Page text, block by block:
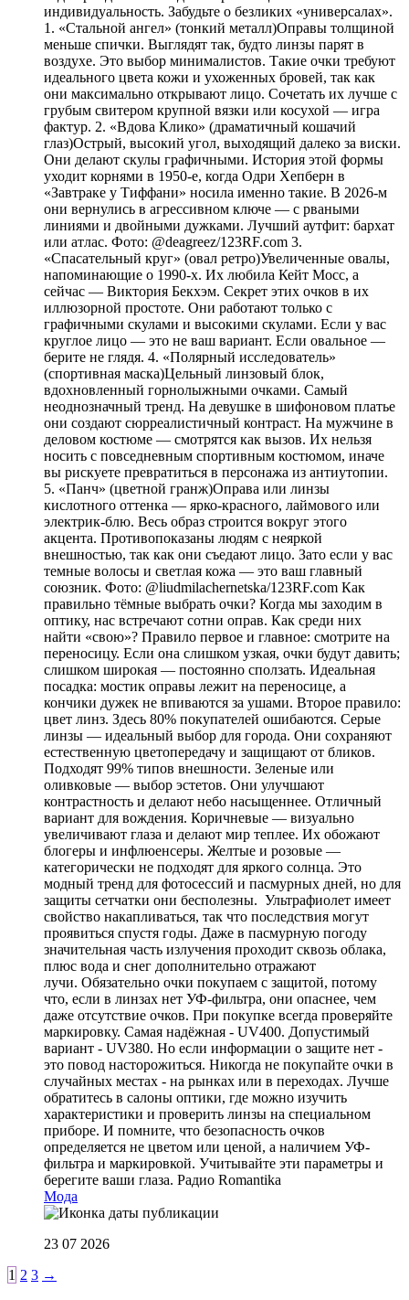
индивидуальность. Забудьте о безликих «универсалах».
1. «Стальной ангел» (тонкий металл)Оправы толщиной
меньше спички. Выглядят так, будто линзы парят в
воздухе. Это выбор минималистов. Такие очки требуют
идеального цвета кожи и ухоженных бровей, так как
они максимально открывают лицо. Сочетать их лучше с
грубым свитером крупной вязки или косухой — игра
фактур. 2. «Вдова Клико» (драматичный кошачий
глаз)Острый, высокий угол, выходящий далеко за виски.
Они делают скулы графичными. История этой формы
уходит корнями в 1950-е, когда Одри Хепберн в
«Завтраке у Тиффани» носила именно такие. В 2026-м
они вернулись в агрессивном ключе — с рваными
линиями и двойными дужками. Лучший аутфит: бархат
или атлас. Фото: @deagreez/123RF.com 3.
«Спасательный круг» (овал ретро)Увеличенные овалы,
напоминающие о 1990-х. Их любила Кейт Мосс, а
сейчас — Виктория Бекхэм. Секрет этих очков в их
иллюзорной простоте. Они работают только с
графичными скулами и высокими скулами. Если у вас
круглое лицо — это не ваш вариант. Если овальное —
берите не глядя. 4. «Полярный исследователь»
(спортивная маска)Цельный линзовый блок,
вдохновленный горнолыжными очками. Самый
неоднозначный тренд. На девушке в шифоновом платье
они создают сюрреалистичный контраст. На мужчине в
деловом костюме — смотрятся как вызов. Их нельзя
носить с повседневным спортивным костюмом, иначе
вы рискуете превратиться в персонажа из антиутопии.
5. «Панч» (цветной гранж)Оправа или линзы
кислотного оттенка — ярко-красного, лаймового или
электрик-блю. Весь образ строится вокруг этого
акцента. Противопоказаны людям с неяркой
внешностью, так как они съедают лицо. Зато если у вас
темные волосы и светлая кожа — это ваш главный
союзник. Фото: @liudmilachernetska/123RF.com Как
правильно тёмные выбрать очки? Когда мы заходим в
оптику, нас встречают сотни оправ. Как среди них
найти «свою»? Правило первое и главное: смотрите на
переносицу. Если она слишком узкая, очки будут давить;
слишком широкая — постоянно сползать. Идеальная
посадка: мостик оправы лежит на переносице, а
кончики дужек не впиваются за ушами. Второе правило:
цвет линз. Здесь 80% покупателей ошибаются. Серые
линзы — идеальный выбор для города. Они сохраняют
естественную цветопередачу и защищают от бликов.
Подходят 99% типов внешности. Зеленые или
оливковые — выбор эстетов. Они улучшают
контрастность и делают небо насыщеннее. Отличный
вариант для вождения. Коричневые — визуально
увеличивают глаза и делают мир теплее. Их обожают
блогеры и инфлюенсеры. Желтые и розовые —
категорически не подходят для яркого солнца. Это
модный тренд для фотосессий и пасмурных дней, но для
защиты сетчатки они бесполезны. Ультрафиолет имеет
свойство накапливаться, так что последствия могут
проявиться спустя годы. Даже в пасмурную погоду
значительная часть излучения проходит сквозь облака,
плюс вода и снег дополнительно отражают
лучи. Обязательно очки покупаем с защитой, потому
что, если в линзах нет УФ-фильтра, они опаснее, чем
даже отсутствие очков. При покупке всегда проверяйте
маркировку. Самая надёжная - UV400. Допустимый
вариант - UV380. Но если информации о защите нет -
это повод насторожиться. Никогда не покупайте очки в
случайных местах - на рынках или в переходах. Лучше
обратитесь в салоны оптики, где можно изучить
характеристики и проверить линзы на специальном
приборе. И помните, что безопасность очков
определяется не цветом или ценой, а наличием УФ-
фильтра и маркировкой. Учитывайте эти параметры и
берегите ваши глаза. Радио Romantika
Мода
23 07 2026
1 2 3 →